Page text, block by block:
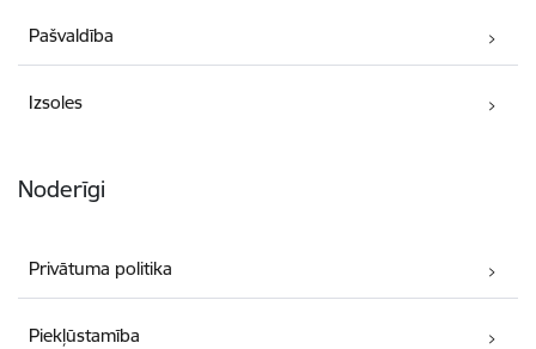
Pašvaldība
Izsoles
Noderīgi
Privātuma politika
Piekļūstamība